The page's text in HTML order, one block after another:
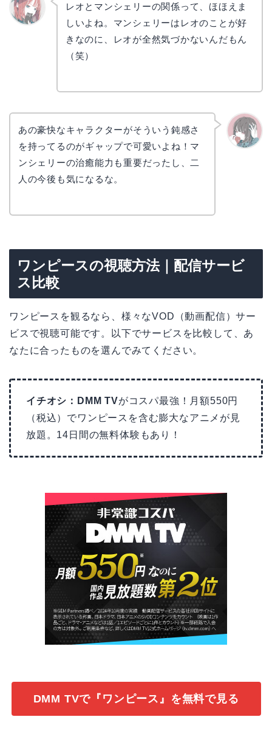
レオとマンシェリーの関係って、ほほえま
しいよね。マンシェリーはレオのことが好
きなのに、レオが全然気づかないんだもん
（笑）
あの豪快なキャラクターがそういう鈍感さ
を持ってるのがギャップで可愛いよね！マ
ンシェリーの治癒能力も重要だったし、二
人の今後も気になるな。
ワンピースの視聴方法｜配信サービ
ス比較
ワンピースを観るなら、様々なVOD（動画配信）サー
ビスで視聴可能です。以下でサービスを比較して、あ
なたに合ったものを選んでみてください。
イチオシ：DMM TVがコスパ最強！月額550円
（税込）でワンピースを含む膨大なアニメが見
放題。14日間の無料体験もあり！
DMM TVで『ワンピース』を無料で見る